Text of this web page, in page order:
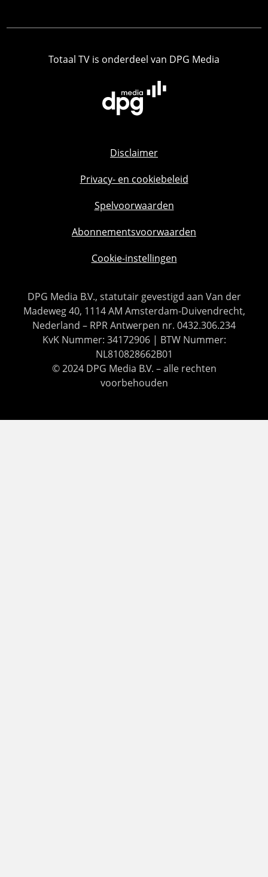
Totaal TV is onderdeel van DPG Media
Disclaimer
Privacy- en cookiebeleid
Spelvoorwaarden
Abonnementsvoorwaarden
Cookie-instellingen
DPG Media B.V., statutair gevestigd aan Van der
Madeweg 40, 1114 AM Amsterdam-Duivendrecht,
Nederland – RPR Antwerpen nr. 0432.306.234
KvK Nummer: 34172906 | BTW Nummer:
NL810828662B01
© 2024 DPG Media B.V. – alle rechten
voorbehouden